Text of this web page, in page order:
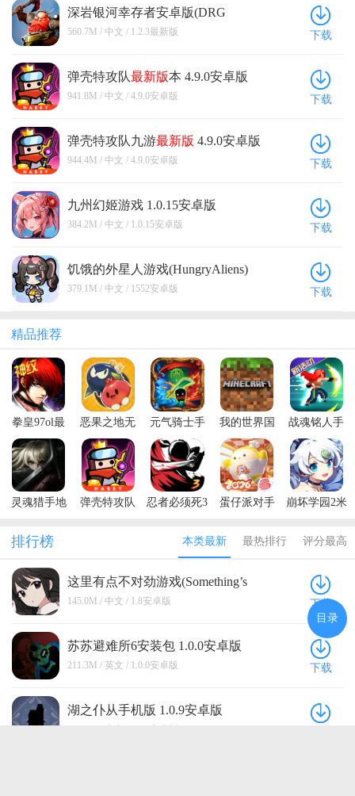
深岩银河幸存者安卓版(DRG
Survivor) 1.2.3 最新版
560.7M / 中文 / 1.2.3最新版 下载
弹壳特攻队最新版本 4.9.0安卓版
941.8M / 中文 / 4.9.0安卓版 下载
弹壳特攻队九游最新版 4.9.0安卓版
944.4M / 中文 / 4.9.0安卓版 下载
九州幻姬游戏 1.0.15安卓版
384.2M / 中文 / 1.0.15安卓版 下载
饥饿的外星人游戏(HungryAliens)
1552安卓版
379.1M / 中文 / 1552安卓版 下载
精品推荐
拳皇97ol最
新版本
恶果之地无
限技能破解
版
元气骑士手
游正版
我的世界国
际服官方正
版
战魂铭人手
游
灵魂猎手地
最新版本
(Soul
Huntress)
弹壳特攻队
忍者必须死3
蛋仔派对手
崩坏学园2米
排行榜 本类最新 最热排行 评分最高
这里有点不对劲游戏(Something’s
Off Here) 1.8安卓版
145.0M / 中文 / 1.8安卓版 下载
苏苏避难所6安装包 1.0.0安卓版
211.3M / 英文 / 1.0.0安卓版 下载
湖之仆从手机版 1.0.9安卓版
194.2M / 中文 / 1.0.9安卓版
目录